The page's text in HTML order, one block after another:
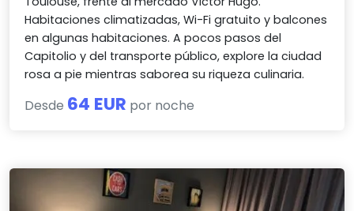
Habitaciones climatizadas, Wi-Fi gratuito y balcones
en algunas habitaciones. A pocos pasos del
Capitolio y del transporte público, explore la ciudad
rosa a pie mientras saborea su riqueza culinaria.
Desde 64 EUR por noche